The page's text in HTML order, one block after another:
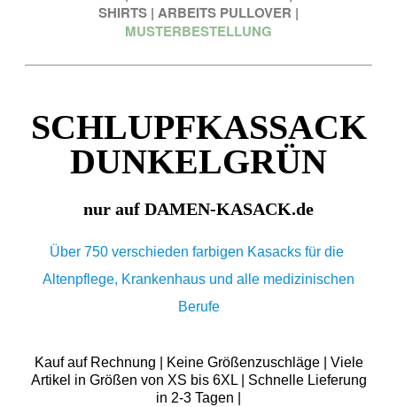
SHIRTS | ARBEITS PULLOVER |
MUSTERBESTELLUNG
SCHLUPFKASSACK
DUNKELGRÜN
nur auf DAMEN-KASACK.de
Über 750 verschieden farbigen Kasacks für die
Altenpflege, Krankenhaus und alle medizinischen
Berufe
Kauf auf Rechnung | Keine Größenzuschläge | Viele
Artikel in Größen von XS bis 6XL | Schnelle Lieferung
in 2-3 Tagen |